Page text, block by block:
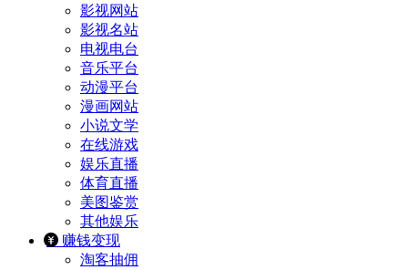
影视网站
影视名站
电视电台
音乐平台
动漫平台
漫画网站
小说文学
在线游戏
娱乐直播
体育直播
美图鉴赏
其他娱乐
赚钱变现
淘客抽佣